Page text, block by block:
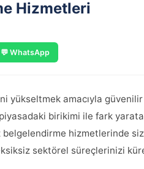
Hizmetleri
💬 WhatsApp
yükseltmek amacıyla
birikimi ile fark
hizmetlerinde
sektörel süreçlerinizi